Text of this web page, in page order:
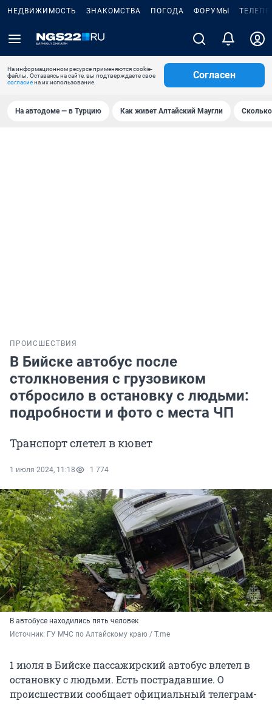
НЕДВИЖИМОСТЬ ЗНАКОМСТВА ПОГОДА ФОРУМЫ
На информационном ресурсе применяются cookie-
файлы. Оставаясь на сайте, вы подтверждаете свое
согласиена их использование.
Согласен
На автодоме — в Турцию Как живет Алтайский Маугли
ПРОИСШЕСТВИЯ
В Бийске автобус после
столкновения с грузовиком
отбросило в остановку с людьми:
подробности и фото с места ЧП
Транспорт слетел в кювет
1 июля 2024, 11:18 1 774
В автобусе находились пять человек
Источник: ГУ МЧС по Алтайскому краю / T.me
1 июля в Бийске пассажирский автобус влетел в
остановку с людьми. Есть пострадавшие. О
происшествии сообщает официальный телеграм-